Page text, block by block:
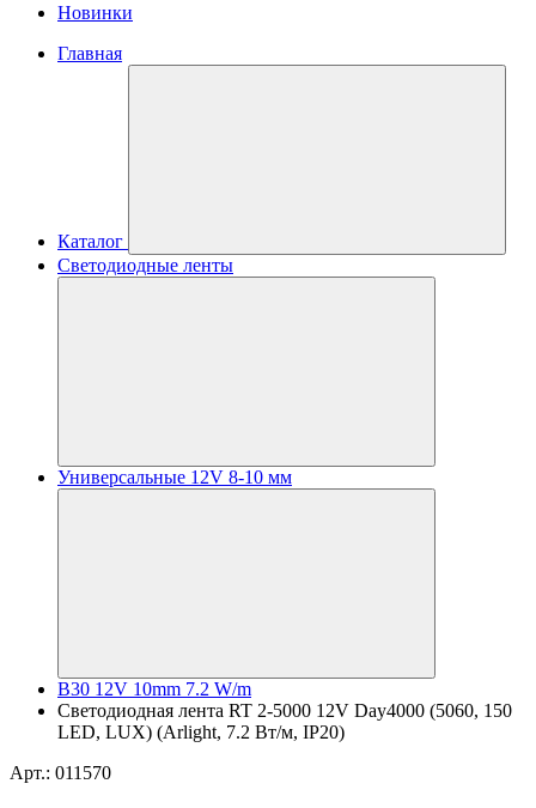
Новинки
Главная
Каталог
Светодиодные ленты
Универсальные 12V 8-10 мм
B30 12V 10mm 7.2 W/m
Светодиодная лента RT 2-5000 12V Day4000 (5060, 150
LED, LUX) (Arlight, 7.2 Вт/м, IP20)
Арт.: 011570